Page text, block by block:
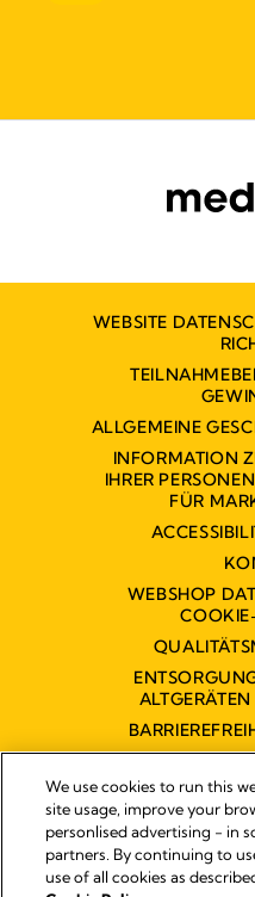
WEBSITE
ALLGEMEINE
INFORMATION
IHRER
FÜR
WEBSHOP
We use cookies to run this
site usage, improve your
personlised advertising - in
partners. By continuing to
use of all cookies as